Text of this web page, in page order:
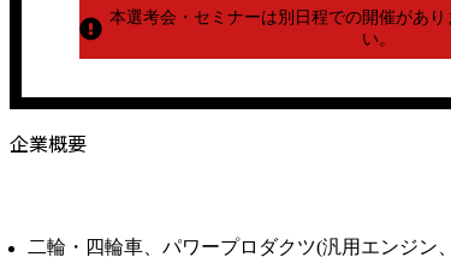
本選考会・セミナーは別日程での開催があり
い。
企業概要
二輪・四輪車、パワープロダクツ(汎用エンジン